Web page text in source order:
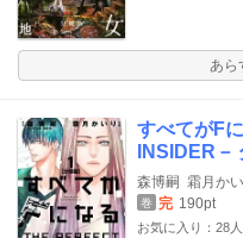
あら
すべてがF
INSIDER－
森博嗣 霜月か
巻 完 190pt
お気に入り：28人